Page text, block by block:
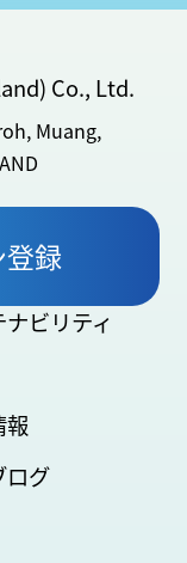
Co., Ltd.
Muang,
録
ビリティ
報
ログ